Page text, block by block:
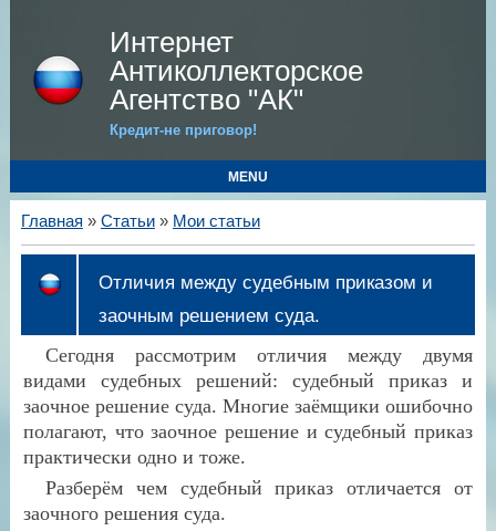
Интернет
Антиколлекторское
Агентство "АК"
Кредит-не приговор!
MENU
Главная » Статьи» Мои статьи
Отличия между судебным приказом и
заочным решением суда.
Сегодня рассмотрим отличия между двумя
видами судебных решений: судебный приказ и
заочное решение суда. Многие заёмщики ошибочно
полагают, что заочное решение и судебный приказ
практически одно и тоже.
Разберём чем судебный приказ отличается от
заочного решения суда.